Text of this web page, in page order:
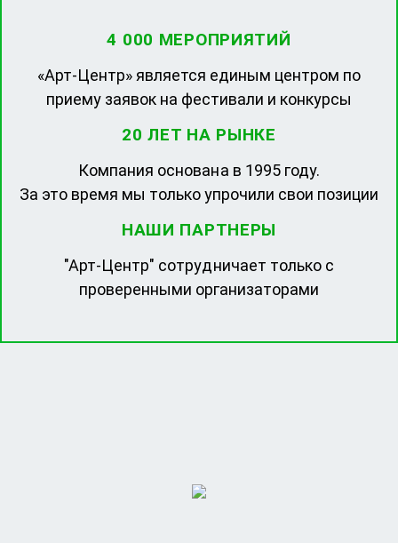
4 000 МЕРОПРИЯТИЙ
«Арт-Центр» является единым центром по
приему заявок на фестивали и конкурсы
20 ЛЕТ НА РЫНКЕ
Компания основана в 1995 году.
За это время мы только упрочили свои позиции
НАШИ ПАРТНЕРЫ
"Арт-Центр" сотрудничает только с
проверенными организаторами